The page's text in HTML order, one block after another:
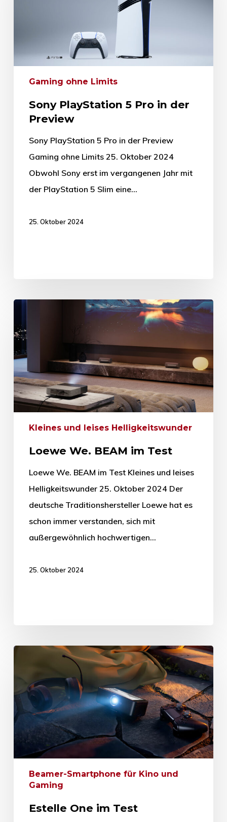
Gaming ohne Limits
Sony PlayStation 5 Pro in der
Preview
Sony PlayStation 5 Pro in der Preview
Gaming ohne Limits 25. Oktober 2024
Obwohl Sony erst im vergangenen Jahr mit
der PlayStation 5 Slim eine…
25. Oktober 2024
Kleines und leises Helligkeitswunder
Loewe We. BEAM im Test
Loewe We. BEAM im Test Kleines und leises
Helligkeitswunder 25. Oktober 2024 Der
deutsche Traditionshersteller Loewe hat es
schon immer verstanden, sich mit
außergewöhnlich hochwertigen…
25. Oktober 2024
Beamer-Smartphone für Kino und
Gaming
Estelle One im Test